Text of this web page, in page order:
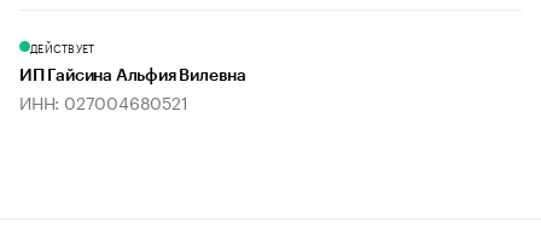
ДЕЙСТВУЕТ
ИП Гайсина Альфия Вилевна
ИНН: 027004680521